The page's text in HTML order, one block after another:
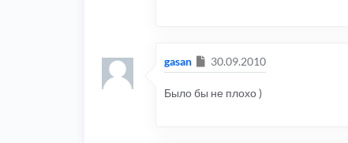
gasan Сообщение
30.09.2010
Было бы не плохо )